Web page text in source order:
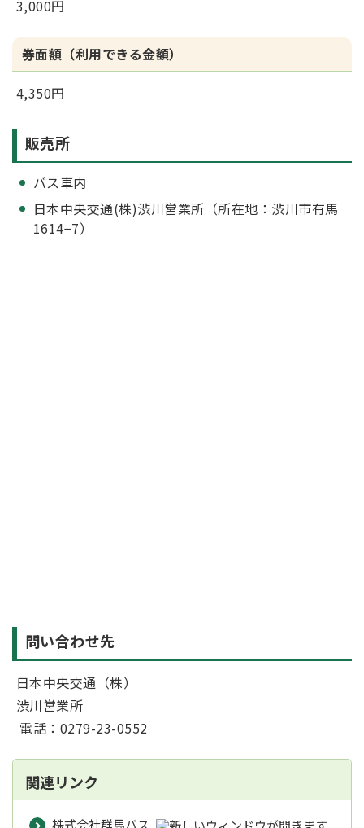
3,000円
券面額（利用できる金額）
4,350円
販売所
バス車内
日本中央交通(株)渋川営業所（所在地：渋川市有馬
1614−7）
問い合わせ先
日本中央交通（株）
渋川営業所
電話：0279-23-0552
関連リンク
株式会社群馬バス